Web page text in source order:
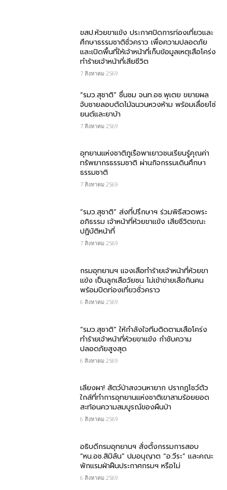
ขสป.ห้วยขาแข้ง ประกาศปิดการท่องเที่ยวและ
ศึกษาธรรมชาติชั่วคราว เพื่อความปลอดภัย
และเปิดพื้นที่ให้เจ้าหน้าที่เก็บข้อมูลเหตุเสือโคร่ง
ทำร้ายเจ้าหน้าที่เสียชีวิต
7 สิงหาคม 2569
“รมว.สุชาติ” ชื่นชม​ จนท.อช.พุเตย​ ขยายผล
จับชายลอบตัดไม้ฉนวนหวงห้าม พร้อมเลื่อยโซ่
ยนต์และยาบ้า
7 สิงหาคม 2569
อุทยานแห่งชาติภูเรือพาเยาวชนเรียนรู้คุณค่า
ทรัพยากรธรรมชาติ ผ่านกิจกรรมเดินศึกษา
ธรรมชาติ
7 สิงหาคม 2569
“รมว.สุชาติ” ส่งที่ปรึกษาฯ ร่วมพิธีสวดพระ
อภิธรรม เจ้าหน้าที่ห้วยขาแข้ง เสียชีวิตขณะ
ปฏิบัติหน้าที่
7 สิงหาคม 2569
กรม​อุทยานฯ แจงเสือทำร้ายเจ้าหน้าที่ห้วยขา
แข้ง เป็นลูกเสือวัยซน ไม่เข้าข่ายเสือกินคน
พร้อมปิดท่องเที่ยวชั่วคราว
6 สิงหาคม 2569
“รมว.สุชาติ” ให้กำลังใจทีมติดตามเสือโคร่ง
ทำร้ายเจ้าหน้าที่ห้วยขาแข้ง กำชับความ
ปลอดภัยสูงสุด
6 สิงหาคม 2569
เลียงผา! สัตว์ป่าสงวนหายาก ปรากฏโชว์ตัว
ใกล้ที่ทำการอุทยานแห่งชาติเขาสามร้อยยอด
สะท้อนความสมบูรณ์ของผืนป่า
6 สิงหาคม 2569
อธิบดีกรมอุทยานฯ​ สั่งตั้งกรรมการสอบ
“หน.อช.สิมิลัน” ปมอนุญาต “อ.วีระ” และคณะ
พักแรมฝ่าฝืนประกาศกรมฯ หรือไม่
6 สิงหาคม 2569